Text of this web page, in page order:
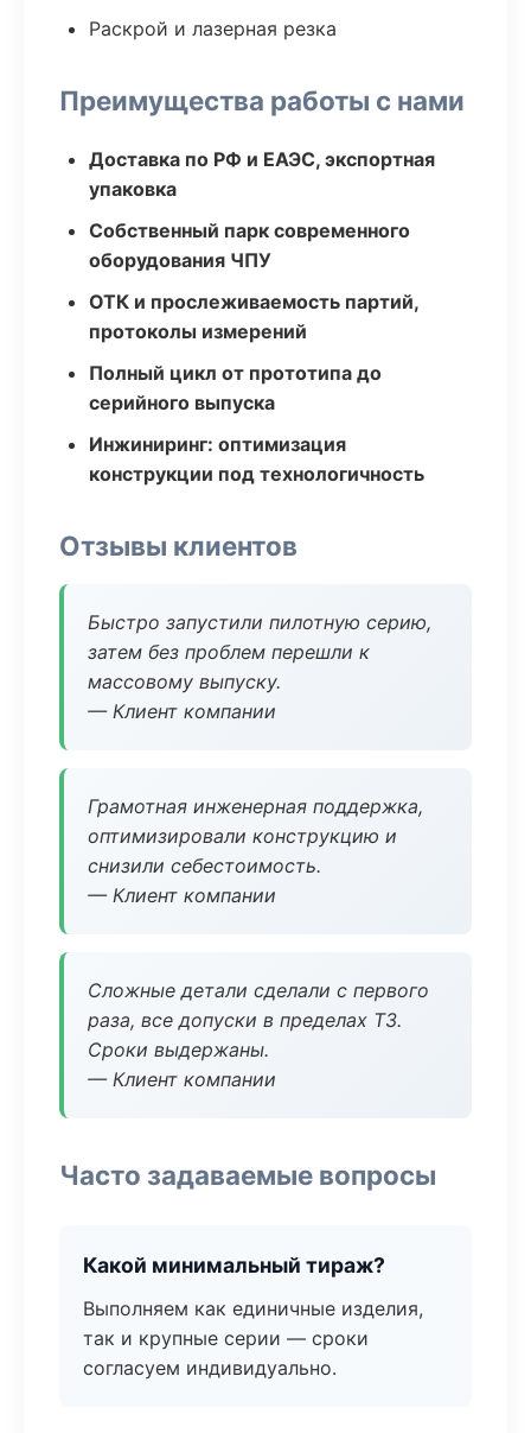
Раскрой и лазерная резка
Преимущества работы с нами
Доставка по РФ и ЕАЭС, экспортная
упаковка
Собственный парк современного
оборудования ЧПУ
ОТК и прослеживаемость партий,
протоколы измерений
Полный цикл от прототипа до
серийного выпуска
Инжиниринг: оптимизация
конструкции под технологичность
Отзывы клиентов
Быстро запустили пилотную серию,
затем без проблем перешли к
массовому выпуску.
— Клиент компании
Грамотная инженерная поддержка,
оптимизировали конструкцию и
снизили себестоимость.
— Клиент компании
Сложные детали сделали с первого
раза, все допуски в пределах ТЗ.
Сроки выдержаны.
— Клиент компании
Часто задаваемые вопросы
Какой минимальный тираж?
Выполняем как единичные изделия,
так и крупные серии — сроки
согласуем индивидуально.